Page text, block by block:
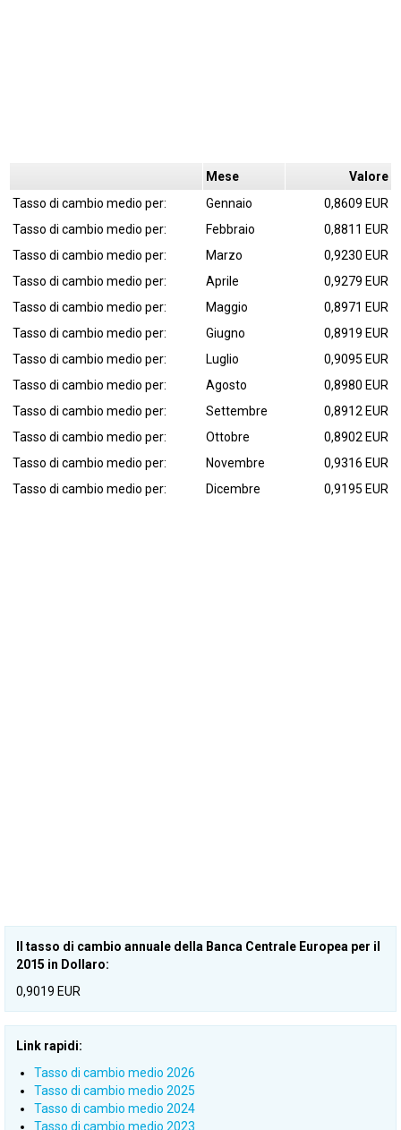
Mese
Valore
Tasso di cambio medio per:
Gennaio
0,8609 EUR
Tasso di cambio medio per:
Febbraio
0,8811 EUR
Tasso di cambio medio per:
Marzo
0,9230 EUR
Tasso di cambio medio per:
Aprile
0,9279 EUR
Tasso di cambio medio per:
Maggio
0,8971 EUR
Tasso di cambio medio per:
Giugno
0,8919 EUR
Tasso di cambio medio per:
Luglio
0,9095 EUR
Tasso di cambio medio per:
Agosto
0,8980 EUR
Tasso di cambio medio per:
Settembre
0,8912 EUR
Tasso di cambio medio per:
Ottobre
0,8902 EUR
Tasso di cambio medio per:
Novembre
0,9316 EUR
Tasso di cambio medio per:
Dicembre 0,9195 EUR
Il tasso di cambio annuale della Banca Centrale Europea per il
2015 in Dollaro:
0,9019 EUR
Link rapidi:
Tasso di cambio medio 2026
Tasso di cambio medio 2025
Tasso di cambio medio 2024
Tasso di cambio medio 2023